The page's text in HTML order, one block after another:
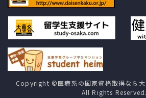
Copyright ©医療系の国家資格取得なら大
All Rights Reserved.